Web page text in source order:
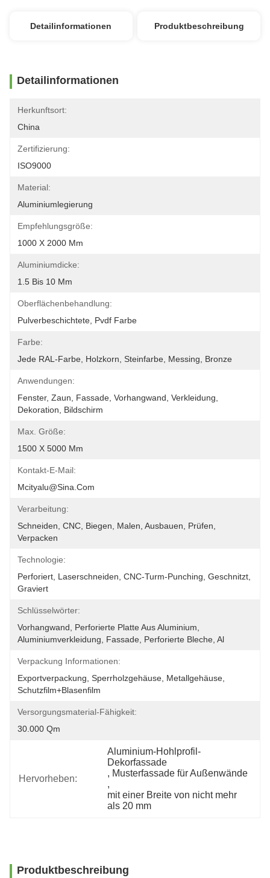
Detailinformationen Produktbeschreibung
Detailinformationen
Herkunftsort:
China
Zertifizierung:
ISO9000
Material:
Aluminiumlegierung
Empfehlungsgröße:
1000 X 2000 Mm
Aluminiumdicke:
1.5 Bis 10 Mm
Oberflächenbehandlung:
Pulverbeschichtete, Pvdf Farbe
Farbe:
Jede RAL-Farbe, Holzkorn, Steinfarbe, Messing, Bronze
Anwendungen:
Fenster, Zaun, Fassade, Vorhangwand, Verkleidung,
Dekoration, Bildschirm
Max. Größe:
1500 X 5000 Mm
Kontakt-E-Mail:
Mcityalu@sina.com
Verarbeitung:
Schneiden, CNC, Biegen, Malen, Ausbauen, Prüfen,
Verpacken
Technologie:
Perforiert, Laserschneiden, CNC-Turm-Punching, Geschnitzt,
Graviert
Schlüsselwörter:
Vorhangwand, Perforierte Platte Aus Aluminium,
Aluminiumverkleidung, Fassade, Perforierte Bleche, Al
Verpackung Informationen:
Exportverpackung, Sperrholzgehäuse, Metallgehäuse,
Schutzfilm+Blasenfilm
Versorgungsmaterial-Fähigkeit:
30.000 Qm
Hervorheben:
Aluminium-Hohlprofil-
Dekorfassade
, Musterfassade für Außenwände
,
mit einer Breite von nicht mehr
als 20 mm
Produktbeschreibung